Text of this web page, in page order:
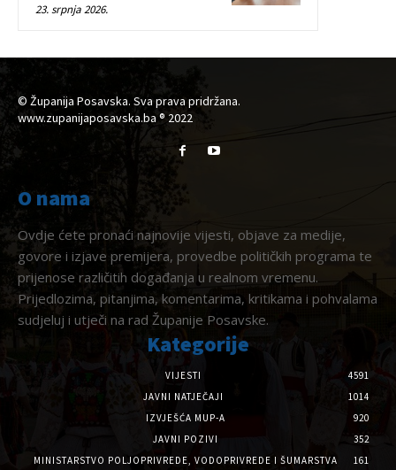
23. srpnja 2026.
© Županija Posavska. Sva prava pridržana.
www.zupanijaposavska.ba ® 2022
O nama
Ovdje ćete pronaći najnovije vijesti, objave za medije,
govore i izjave premijera, provedbe političkih programa te
prijenose različitih događanja u realnom vremenu.
Prijedlozima, pitanjima, komentarima, kritikama i pohvalama
sudjeluj i utječi na rad Županije Posavske.
Kategorije
VIJESTI
4591
JAVNI NATJEČAJI
1014
IZVJEŠĆA MUP-A
920
JAVNI POZIVI
352
MINISTARSTVO POLJOPRIVREDE, VODOPRIVREDE I ŠUMARSTVA
161